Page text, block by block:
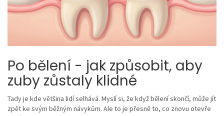
Po bělení - jak způsobit, aby
zuby zůstaly klidné
Tady je kde většina lidí selhává. Myslí si, že když bělení skončí, může jít
zpět ke svým běžným návykům. Ale to je přesně to, co znovu otevře